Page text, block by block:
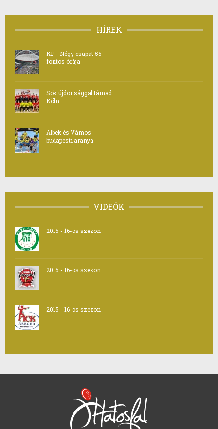
HÍREK
KP - Négy csapat 55
fontos órája
Sok újdonsággal támad
Köln
Albek és Vámos
budapesti aranya
VIDEÓK
2015 - 16-os szezon
2015 - 16-os szezon
2015 - 16-os szezon